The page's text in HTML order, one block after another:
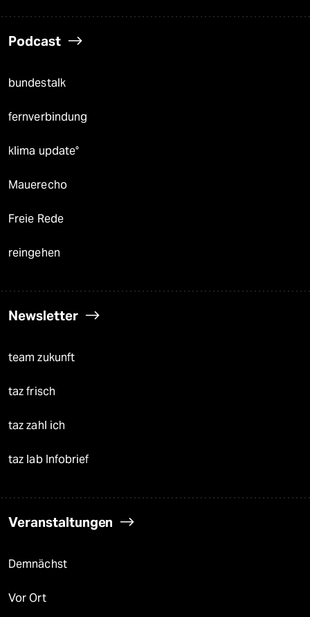
Podcast
bundestalk
fernverbindung
klima update°
Mauerecho
Freie Rede
reingehen
Newsletter
team zukunft
taz frisch
taz zahl ich
taz lab Infobrief
Veranstaltungen
Demnächst
Vor Ort